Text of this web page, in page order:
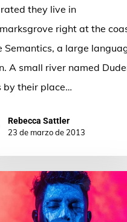
they live in
right at the
Semantics, a large
A small river named
by their place…
Rebecca Sattler
23 de marzo de 2013